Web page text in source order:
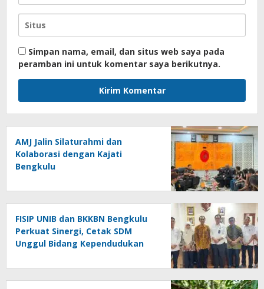
Simpan nama, email, dan situs web saya pada
peramban ini untuk komentar saya berikutnya.
AMJ Jalin Silaturahmi dan
Kolaborasi dengan Kajati
Bengkulu
FISIP UNIB dan BKKBN Bengkulu
Perkuat Sinergi, Cetak SDM
Unggul Bidang Kependudukan